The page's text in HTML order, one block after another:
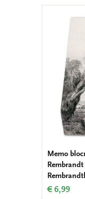
Memo
€ 6,99